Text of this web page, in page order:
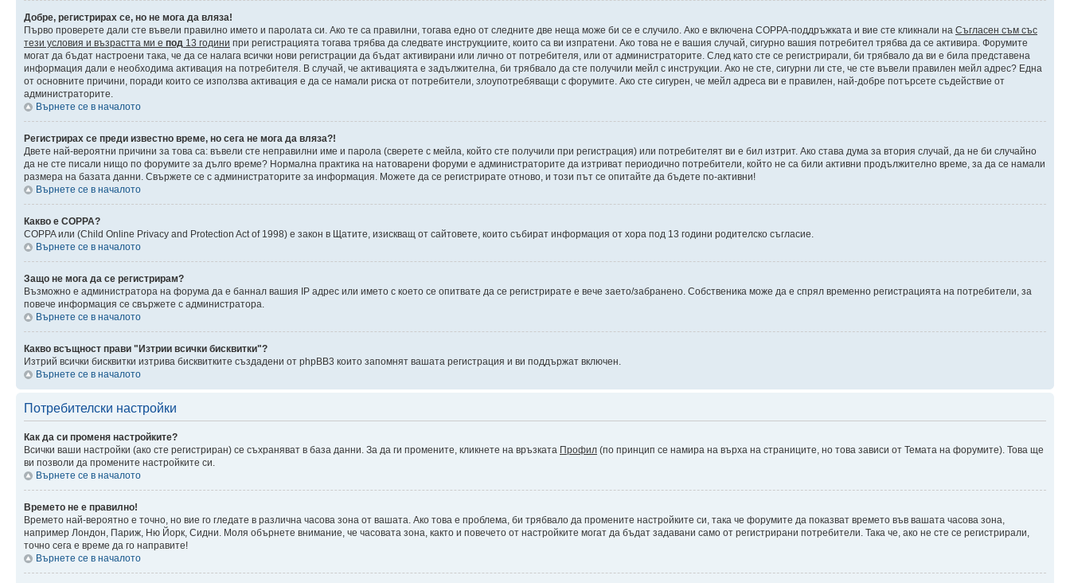
Добре, регистрирах се, но не мога да вляза!
Първо проверете дали сте въвели правилно името и паролата си. Ако те са правилни, тогава едно от следните две неща може би се е случило. Ако е включена COPPA-поддръжката и вие сте кликнали на Съгласен съм със
тези условия и възрастта ми е под 13 години при регистрацията тогава трябва да следвате инструкциите, които са ви изпратени. Ако това не е вашия случай, сигурно вашия потребител трябва да се активира. Форумите
могат да бъдат настроени така, че да се налага всички нови регистрации да бъдат активирани или лично от потребителя, или от администраторите. След като сте се регистрирали, би трябвало да ви е била представена
информация дали е необходима активация на потребителя. В случай, че активацията е задължителна, би трябвало да сте получили мейл с инструкции. Ако не сте, сигурни ли сте, че сте въвели правилен мейл адрес? Една
от основните причини, поради които се използва активация е да се намали риска от потребители, злоупотребяващи с форумите. Ако сте сигурен, че мейл адреса ви е правилен, най-добре потърсете съдействие от
администраторите.
Върнете се в началото
Регистрирах се преди известно време, но сега не мога да вляза?!
Двете най-вероятни причини за това са: въвели сте неправилни име и парола (сверете с мейла, който сте получили при регистрация) или потребителят ви е бил изтрит. Ако става дума за втория случай, да не би случайно
да не сте писали нищо по форумите за дълго време? Нормална практика на натоварени форуми е администраторите да изтриват периодично потребители, който не са били активни продължително време, за да се намали
размера на базата данни. Свържете се с администраторите за информация. Можете да се регистрирате отново, и този път се опитайте да бъдете по-активни!
Върнете се в началото
Какво е COPPA?
COPPA или (Child Online Privacy and Protection Act of 1998) е закон в Щатите, изискващ от сайтовете, които събират информация от хора под 13 години родителско съгласие.
Върнете се в началото
Защо не мога да се регистрирам?
Възможно е администратора на форума да е баннал вашия IP адрес или името с което се опитвате да се регистрирате е вече заето/забранено. Собственика може да е спрял временно регистрацията на потребители, за
повече информация се свържете с администратора.
Върнете се в началото
Какво всъщност прави "Изтрии всички бисквитки"?
Изтрий всички бисквитки изтрива бисквитките създадени от phpBB3 които запомнят вашата регистрация и ви поддържат включен.
Върнете се в началото
Потребителски настройки
Как да си променя настройките?
Всички ваши настройки (ако сте регистриран) се съхраняват в база данни. За да ги промените, кликнете на връзката Профил (по принцип се намира на върха на страниците, но това зависи от Темата на форумите). Това ще
ви позволи да промените настройките си.
Върнете се в началото
Времето не е правилно!
Времето най-вероятно е точно, но вие го гледате в различна часова зона от вашата. Ако това е проблема, би трябвало да промените настройките си, така че форумите да показват времето във вашата часова зона,
например Лондон, Париж, Ню Йорк, Сидни. Моля обърнете внимание, че часовата зона, както и повечето от настройките могат да бъдат задавани само от регистрирани потребители. Така че, ако не сте се регистрирали,
точно сега е време да го направите!
Върнете се в началото